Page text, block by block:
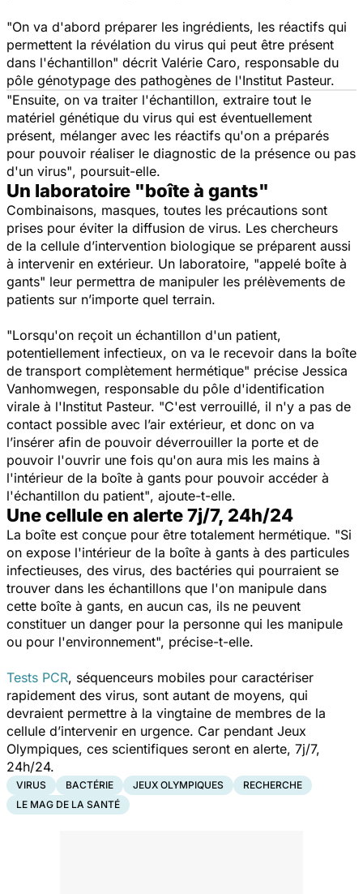
"On va d'abord préparer les ingrédients, les réactifs qui
permettent la révélation du virus qui peut être présent
dans l'échantillon" décrit Valérie Caro, responsable du
pôle génotypage des pathogènes de l'Institut Pasteur.
"Ensuite, on va traiter l'échantillon, extraire tout le
matériel génétique du virus qui est éventuellement
présent, mélanger avec les réactifs qu'on a préparés
pour pouvoir réaliser le diagnostic de la présence ou pas
d'un virus", poursuit-elle.
Un laboratoire "boîte à gants"
Combinaisons, masques, toutes les précautions sont
prises pour éviter la diffusion de virus. Les chercheurs
de la cellule d’intervention biologique se préparent aussi
à intervenir en extérieur. Un laboratoire, "appelé boîte à
gants" leur permettra de manipuler les prélèvements de
patients sur n’importe quel terrain.
"Lorsqu'on reçoit un échantillon d'un patient,
potentiellement infectieux, on va le recevoir dans la boîte
de transport complètement hermétique" précise Jessica
Vanhomwegen, responsable du pôle d'identification
virale à l'Institut Pasteur. "C'est verrouillé, il n'y a pas de
contact possible avec l’air extérieur, et donc on va
l’insérer afin de pouvoir déverrouiller la porte et de
pouvoir l'ouvrir une fois qu'on aura mis les mains à
l'intérieur de la boîte à gants pour pouvoir accéder à
l'échantillon du patient", ajoute-t-elle.
Une cellule en alerte 7j/7, 24h/24
La boîte est conçue pour être totalement hermétique. "Si
on expose l'intérieur de la boîte à gants à des particules
infectieuses, des virus, des bactéries qui pourraient se
trouver dans les échantillons que l'on manipule dans
cette boîte à gants, en aucun cas, ils ne peuvent
constituer un danger pour la personne qui les manipule
ou pour l'environnement", précise-t-elle.
Tests PCR, séquenceurs mobiles pour caractériser
rapidement des virus, sont autant de moyens, qui
devraient permettre à la vingtaine de membres de la
cellule d’intervenir en urgence. Car pendant Jeux
Olympiques, ces scientifiques seront en alerte, 7j/7,
24h/24.
VIRUS BACTÉRIE JEUX OLYMPIQUES
RECHERCHE
LE MAG DE LA SANTÉ